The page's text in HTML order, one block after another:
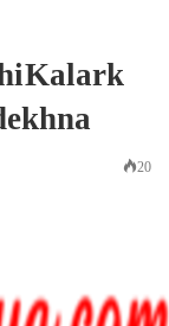
Kalark
20